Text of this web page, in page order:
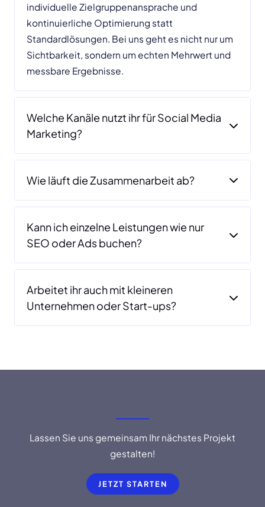
individuelle Zielgruppenansprache und
kontinuierliche Optimierung statt
Standardlösungen. Bei uns geht es nicht nur um
Sichtbarkeit, sondern um echten Mehrwert und
messbare Ergebnisse.
Welche Kanäle nutzt ihr für Social Media
Marketing?
Wie läuft die Zusammenarbeit ab?
Kann ich einzelne Leistungen wie nur
SEO oder Ads buchen?
Arbeitet ihr auch mit kleineren
Unternehmen oder Start-ups?
Lassen Sie uns gemeinsam Ihr nächstes Projekt
gestalten!
JETZT STARTEN